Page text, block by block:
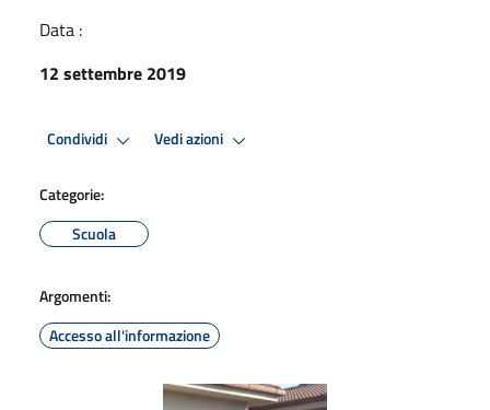
Data :
12 settembre 2019
Condividi Vedi azioni
Categorie:
Scuola
Argomenti:
Accesso all'informazione